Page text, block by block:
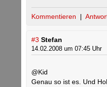
Kommentieren |
#3 Stefan
14.02.2008 um 07:45 Uhr
@Kid
Genau so ist es. Und